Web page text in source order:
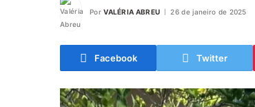
Por VALÉRIA ABREU 26 de janeiro de 2025
Facebook Twitter